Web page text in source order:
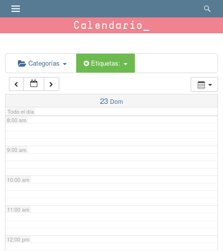
Calendario
Categorías Etiquetas:
23 Dom
Todo el día
6:00 am
7:00 am
8:00 am
9:00 am
10:00 am
11:00 am
12:00 pm